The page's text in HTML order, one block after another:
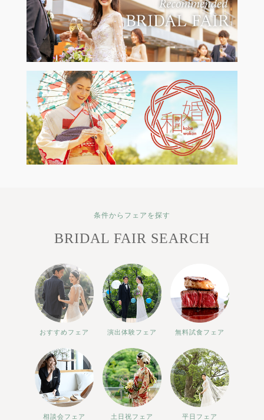
条件からフェアを探す
BRIDAL FAIR SEARCH
おすすめフェア 演出体験フェア 無料試食フェア
相談会フェア 土日祝フェア 平日フェア